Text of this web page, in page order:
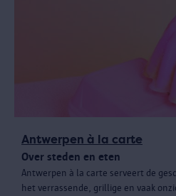
Antwerpen à la carte
Over steden en eten
Antwerpen à la carte serveert de
het verrassende, grillige en vaak